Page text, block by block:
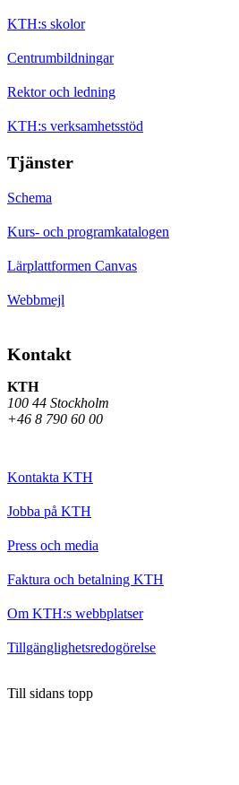
KTH:s skolor
Centrumbildningar
Rektor och ledning
KTH:s verksamhetsstöd
Tjänster
Schema
Kurs- och programkatalogen
Lärplattformen Canvas
Webbmejl
Kontakt
KTH
100 44 Stockholm
+46 8 790 60 00
Kontakta KTH
Jobba på KTH
Press och media
Faktura och betalning KTH
Om KTH:s webbplatser
Tillgänglighetsredogörelse
Till sidans topp